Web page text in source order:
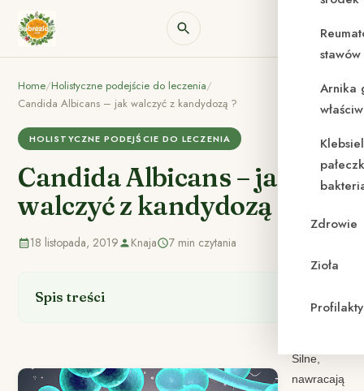
Arnika
Zdrowie
Zioła
Home/Holistyczne podejście do leczenia/
Candida Albicans – jak walczyć z kandydozą ?
HOLISTYCZNE PODEJŚCIE DO LECZENIA
Candida Albicans – jak
walczyć z kandydozą ?
18 listopada, 2019 Knaja 7 min czytania
Spis treści
Silne,
nawracają